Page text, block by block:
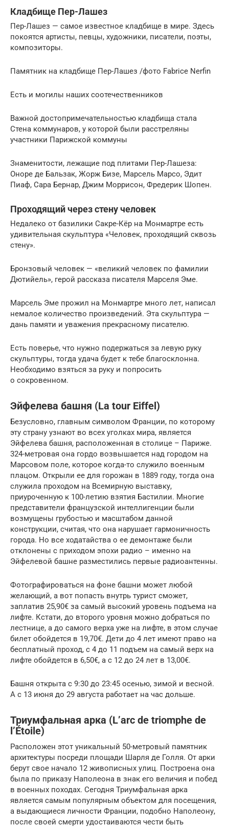
Кладбище Пер-Лашез
Пер-Лашез — самое известное кладбище в мире. Здесь
покоятся артисты, певцы, художники, писатели, поэты,
композиторы.
Памятник на кладбище Пер-Лашез /фото Fabrice Nerfin
Есть и могилы наших соотечественников
Важной достопримечательностью кладбища стала
Стена коммунаров, у которой были расстреляны
участники Парижской коммуны
Знаменитости, лежащие под плитами Пер-Лашеза:
Оноре де Бальзак, Жорж Бизе, Марсель Марсо, Эдит
Пиаф, Сара Бернар, Джим Моррисон, Фредерик Шопен.
Проходящий через стену человек
Недалеко от базилики Сакре-Кёр на Монмартре есть
удивительная скульптура «Человек, проходящий сквозь
стену».
Бронзовый человек — «великий человек по фамилии
Дютийель», герой рассказа писателя Марселя Эме.
Марсель Эме прожил на Монмартре много лет, написал
немалое количество произведений. Эта скульптура —
дань памяти и уважения прекрасному писателю.
Есть поверье, что нужно подержаться за левую руку
скульптуры, тогда удача будет к тебе благосклонна.
Необходимо взяться за руку и попросить
о сокровенном.
Эйфелева башня (La tour Eiffel)
Безусловно, главным символом Франции, по которому
эту страну узнают во всех уголках мира, является
Эйфелева башня, расположенная в столице – Париже.
324-метровая она гордо возвышается над городом на
Марсовом поле, которое когда-то служило военным
плацом. Открыли ее для горожан в 1889 году, тогда она
служила проходом на Всемирную выставку,
приуроченную к 100-летию взятия Бастилии. Многие
представители французской интеллигенции были
возмущены грубостью и масштабом данной
конструкции, считая, что она нарушает гармоничность
города. Но все ходатайства о ее демонтаже были
отклонены с приходом эпохи радио – именно на
Эйфелевой башне разместились первые радиоантенны.
Фотографироваться на фоне башни может любой
желающий, а вот попасть внутрь турист сможет,
заплатив 25,90€ за самый высокий уровень подъема на
лифте. Кстати, до второго уровня можно добраться по
лестнице, а до самого верха уже на лифте, в этом случае
билет обойдется в 19,70€. Дети до 4 лет имеют право на
бесплатный проход, с 4 до 11 подъем на самый верх на
лифте обойдется в 6,50€, а с 12 до 24 лет в 13,00€.
Башня открыта с 9:30 до 23:45 осенью, зимой и весной.
А с 13 июня до 29 августа работает на час дольше.
Триумфальная арка (L’arc de triomphe de
l’Étoile)
Расположен этот уникальный 50-метровый памятник
архитектуры посреди площади Шарля де Голля. От арки
берут свое начало 12 живописных улиц. Построена она
была по приказу Наполеона в знак его величия и побед
в военных походах. Сегодня Триумфальная арка
является самым популярным объектом для посещения,
а выдающиеся личности Франции, подобно Наполеону,
после своей смерти удостаиваются чести быть